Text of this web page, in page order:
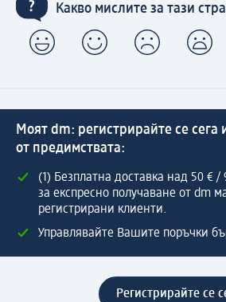
Какво мислите за тази
Моят dm: регистрирайте се сега
от предимствата:
(1) Безплатна доставка над 50 € /
за експресно получаване от dm
регистрирани клиенти.
Управлявайте Вашите поръчки
Регистрирайте се